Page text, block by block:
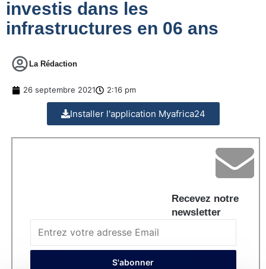
investis dans les
infrastructures en 06 ans
La Rédaction
26 septembre 2021 2:16 pm
Installer l'application Myafrica24
Recevez notre
newsletter